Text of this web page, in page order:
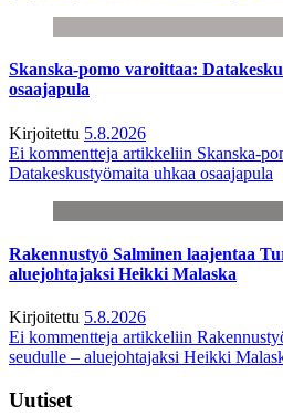
Skanska-pomo varoittaa:
osaajapula
Kirjoitettu 5.8.2026
Ei kommentteja artikkeliin Skanska-
Datakeskustyömaita uhkaa osaajapula
Rakennustyö Salminen laajentaa
aluejohtajaksi Heikki Malaska
Kirjoitettu 5.8.2026
Ei kommentteja artikkeliin
seudulle – aluejohtajaksi Heikki
Uutiset